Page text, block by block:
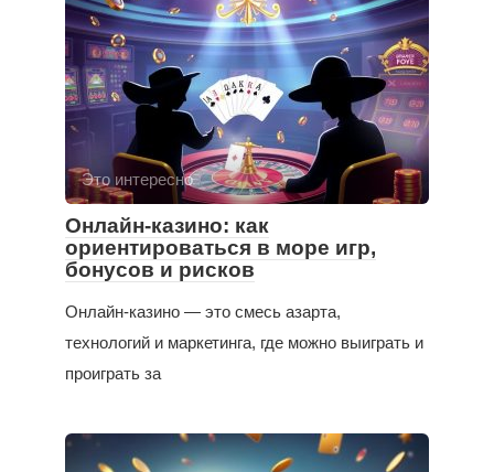
Это интересно
Онлайн-казино: как
ориентироваться в море игр,
бонусов и рисков
Онлайн-казино — это смесь азарта,
технологий и маркетинга, где можно выиграть и
проиграть за